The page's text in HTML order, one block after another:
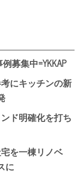
募集中=YKKAP
にキッチンの新
ド明確化を打ち
を一棟リノベ
に